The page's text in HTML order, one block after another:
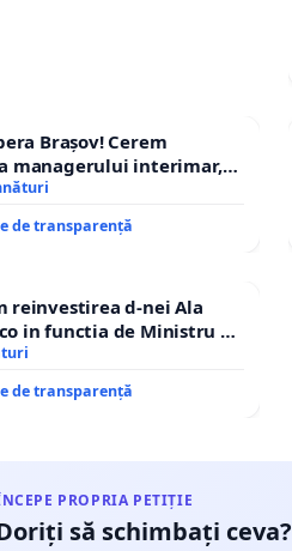
Brașov! Cerem
managerului interimar,
Marius!
de transparență
reinvestirea d-nei Ala
in functia de Ministru al
de transparență
PROPRIA PETIȚIE
să schimbați ceva?